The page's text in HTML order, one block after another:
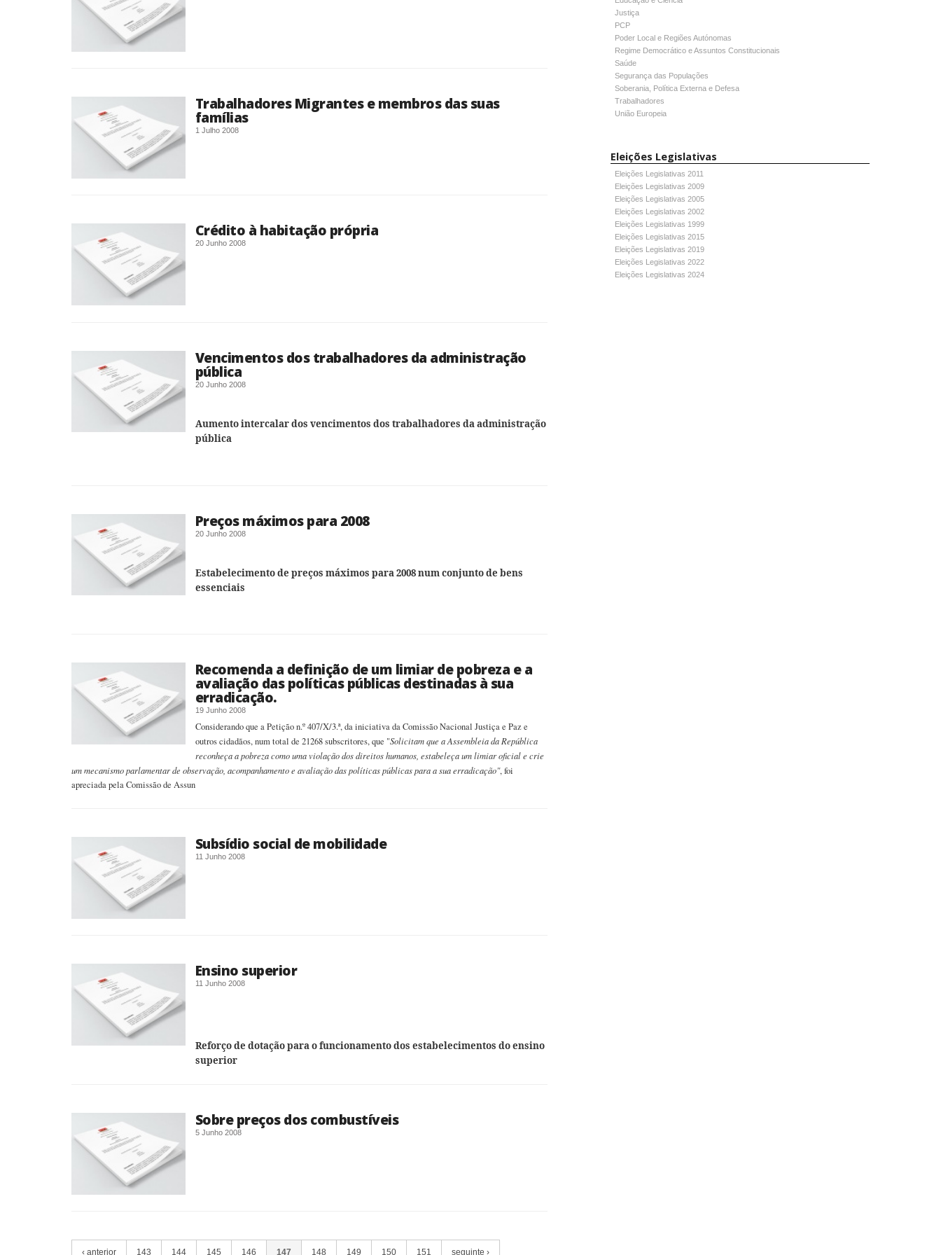
Trabalhadores Migrantes e membros das suas
famílias
1 Julho 2008
Crédito à habitação própria
20 Junho 2008
Vencimentos dos trabalhadores da administração
pública
20 Junho 2008
Aumento intercalar dos vencimentos dos trabalhadores da administração
pública
Preços máximos para 2008
20 Junho 2008
Estabelecimento de preços máximos para 2008 num conjunto de bens
essenciais
Recomenda a definição de um limiar de pobreza e a
avaliação das políticas públicas destinadas à sua
erradicação.
19 Junho 2008
Considerando que a Petição n.º 407/X/3.ª, da iniciativa da Comissão Nacional Justiça e Paz e
outros cidadãos, num total de 21268 subscritores, que "Solicitam que a Assembleia da República
reconheça a pobreza como uma violação dos direitos humanos, estabeleça um limiar oficial e crie
um mecanismo parlamentar de observação, acompanhamento e avaliação das políticas públicas para a sua erradicação", foi
apreciada pela Comissão de Assun
Subsídio social de mobilidade
11 Junho 2008
Ensino superior
11 Junho 2008
Reforço de dotação para o funcionamento dos estabelecimentos do ensino
superior
Sobre preços dos combustíveis
5 Junho 2008
‹ anterior 143 144 145 146 147 148 149 150 151 seguinte ›
Justiça
PCP
Poder Local e Regiões Autónomas
Regime Democrático e Assuntos Constitucionais
Saúde
Segurança das Populações
Soberania, Política Externa e Defesa
Trabalhadores
União Europeia
Eleições Legislativas
Eleições Legislativas 2011
Eleições Legislativas 2009
Eleições Legislativas 2005
Eleições Legislativas 2002
Eleições Legislativas 1999
Eleições Legislativas 2015
Eleições Legislativas 2019
Eleições Legislativas 2022
Eleições Legislativas 2024